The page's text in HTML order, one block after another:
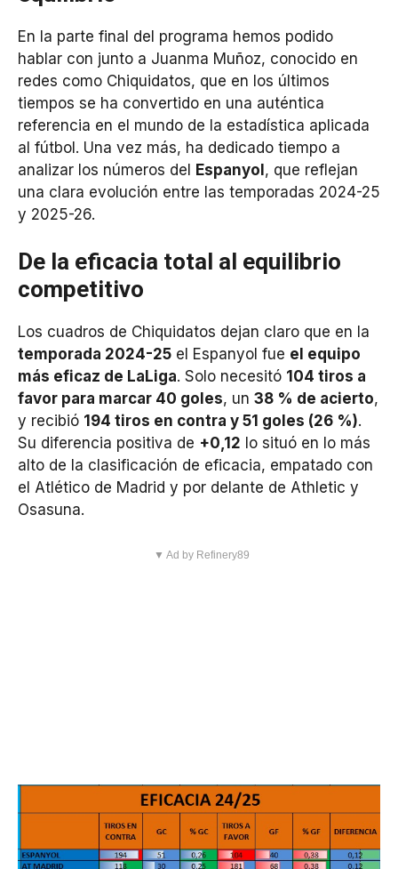
En la parte final del programa hemos podido
hablar con junto a Juanma Muñoz, conocido en
redes como Chiquidatos, que en los últimos
tiempos se ha convertido en una auténtica
referencia en el mundo de la estadística aplicada
al fútbol. Una vez más, ha dedicado tiempo a
analizar los números del Espanyol, que reflejan
una clara evolución entre las temporadas 2024-25
y 2025-26.
De la eficacia total al equilibrio
competitivo
Los cuadros de Chiquidatos dejan claro que en la
temporada 2024-25 el Espanyol fue el equipo
más eficaz de LaLiga. Solo necesitó 104 tiros a
favor para marcar 40 goles, un 38 % de acierto,
y recibió 194 tiros en contra y 51 goles (26 %).
Su diferencia positiva de +0,12 lo situó en lo más
alto de la clasificación de eficacia, empatado con
el Atlético de Madrid y por delante de Athletic y
Osasuna.
▼ Ad by Refinery89